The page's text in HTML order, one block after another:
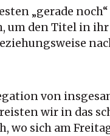
„gerade
um den Titel in
von
wir in das
wo sich am